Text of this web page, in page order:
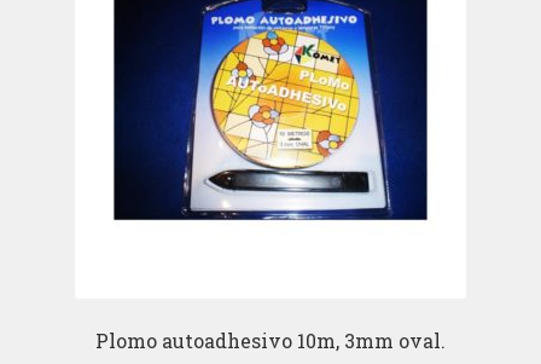
Plomo autoadhesivo 10m, 3mm oval.